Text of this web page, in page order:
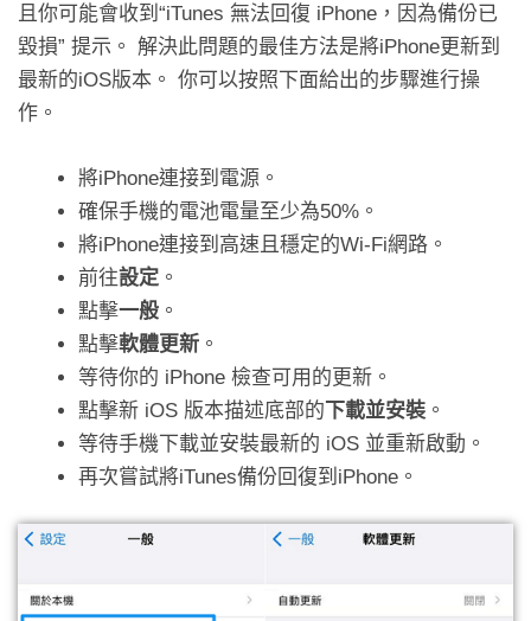
且你可能會收到“iTunes 無法回復 iPhone，因為備份已
毀損” 提示。 解決此問題的最佳方法是將iPhone更新到
最新的iOS版本。 你可以按照下面給出的步驟進行操
作。
將iPhone連接到電源。
確保手機的電池電量至少為50%。
將iPhone連接到高速且穩定的Wi-Fi網路。
前往設定 。
點擊一般 。
點擊軟體更新 。
等待你的 iPhone 檢查可用的更新。
點擊新 iOS 版本描述底部的下載並安裝 。
等待手機下載並安裝最新的 iOS 並重新啟動。
再次嘗試將iTunes備份回復到iPhone。